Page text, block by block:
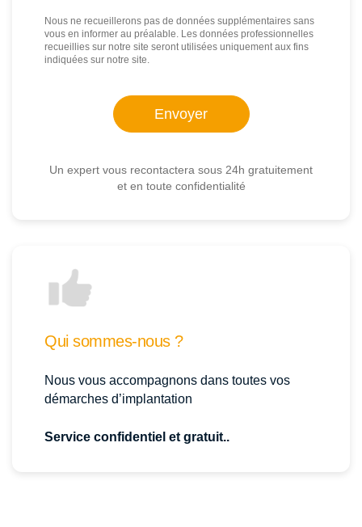
Nous ne recueillerons pas de données supplémentaires sans
vous en informer au préalable. Les données professionnelles
recueillies sur notre site seront utilisées uniquement aux fins
indiquées sur notre site.
Un expert vous recontactera sous 24h gratuitement
et en toute confidentialité
Qui sommes-nous ?
Nous vous accompagnons dans toutes vos
démarches d’implantation
Service confidentiel et gratuit..